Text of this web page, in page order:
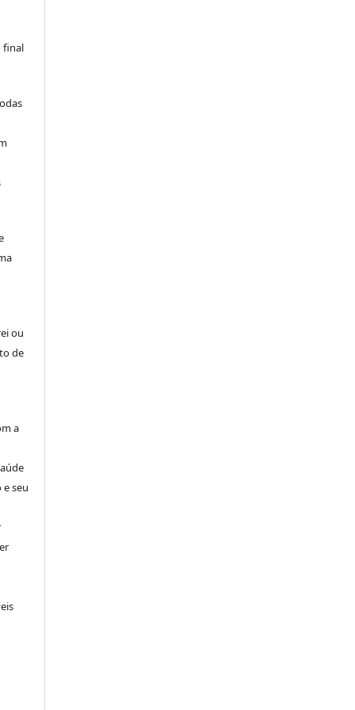
final
ou
de
a
seu